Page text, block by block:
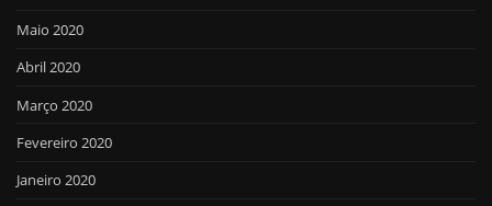
Maio 2020
Abril 2020
Março 2020
Fevereiro 2020
Janeiro 2020